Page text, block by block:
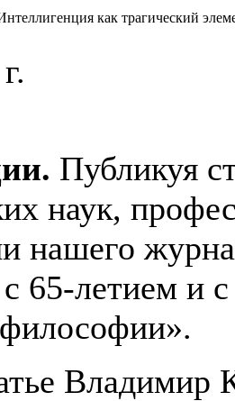
как трагический
Публикуя
наук,
нашего
65-летием и
Владимир